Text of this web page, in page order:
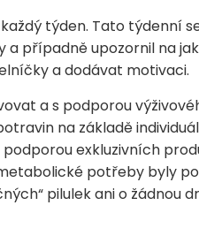
týden. Tato týdenní
a případně upozornil na
a dodávat motivaci.
a s podporou
na základě
exkluzivních
potřeby byly
pilulek ani o žádnou